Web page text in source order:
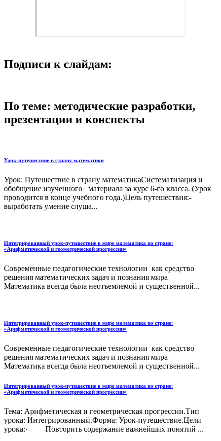
Подписи к слайдам:
По теме: методические разработки,
презентации и конспекты
Урок-путешествие в страну математики
Урок: Путешествие в страну математикаСистематизация и
обобщение изученного материала за курс 6-го класса. (Урок
проводится в конце учебного года.)Цель путешествия:-
выработать умение слуша...
Интегрированный урок-путешествие в мире математика по стране:
«Арифметической и геометрической прогрессии»
Современные педагогические технологии как средство
решения математических задач и познания мира
Математика всегда была неотъемлемой и существенной...
Интегрированный урок-путешествие в мире математика по стране:
«Арифметической и геометрической прогрессии»
Современные педагогические технологии как средство
решения математических задач и познания мира
Математика всегда была неотъемлемой и существенной...
Интегрированный урок-путешествие в мире математика по стране:
«Арифметической и геометрической прогрессии»
Тема: Арифметическая и геометрическая прогрессии.Тип
урока: Интегрированный.Форма: Урок-путешествие.Цели
урока:· Повторить содержание важнейших понятий ...